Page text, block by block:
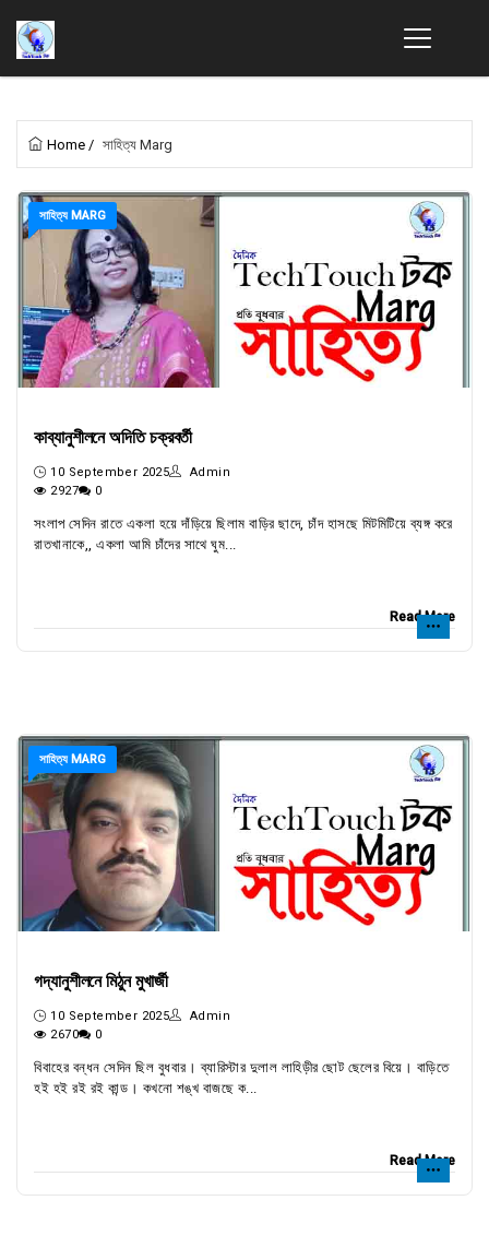
Home / সাহিত্য Marg
সাহিত্য MARG
কাব্যানুশীলনে অদিতি চক্রবর্তী
10 September 2025
Admin
2927
0
সংলাপ সেদিন রাতে একলা হয়ে দাঁড়িয়ে ছিলাম বাড়ির ছাদে, চাঁদ হাসছে মিটমিটিয়ে ব্যঙ্গ করে
রাতখানাকে,, একলা আমি চাঁদের সাথে ঘুম...
Read More
সাহিত্য MARG
গদ্যানুশীলনে মিঠুন মুখার্জী
10 September 2025
Admin
2670
0
বিবাহের বন্ধন সেদিন ছিল বুধবার। ব্যারিস্টার দুলাল লাহিড়ীর ছোট ছেলের বিয়ে। বাড়িতে
হই হই রই রই কান্ড। কখনো শঙ্খ বাজছে ক...
Read More